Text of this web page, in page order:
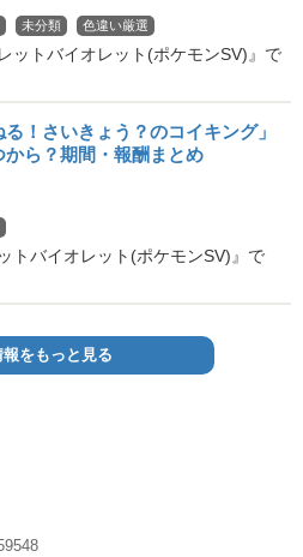
未分類 色違い厳選
ットバイオレット(ポケモンSV)』で
る！さいきょう？のコイキング」
から？期間・報酬まとめ
トバイオレット(ポケモンSV)』で
をもっと見る